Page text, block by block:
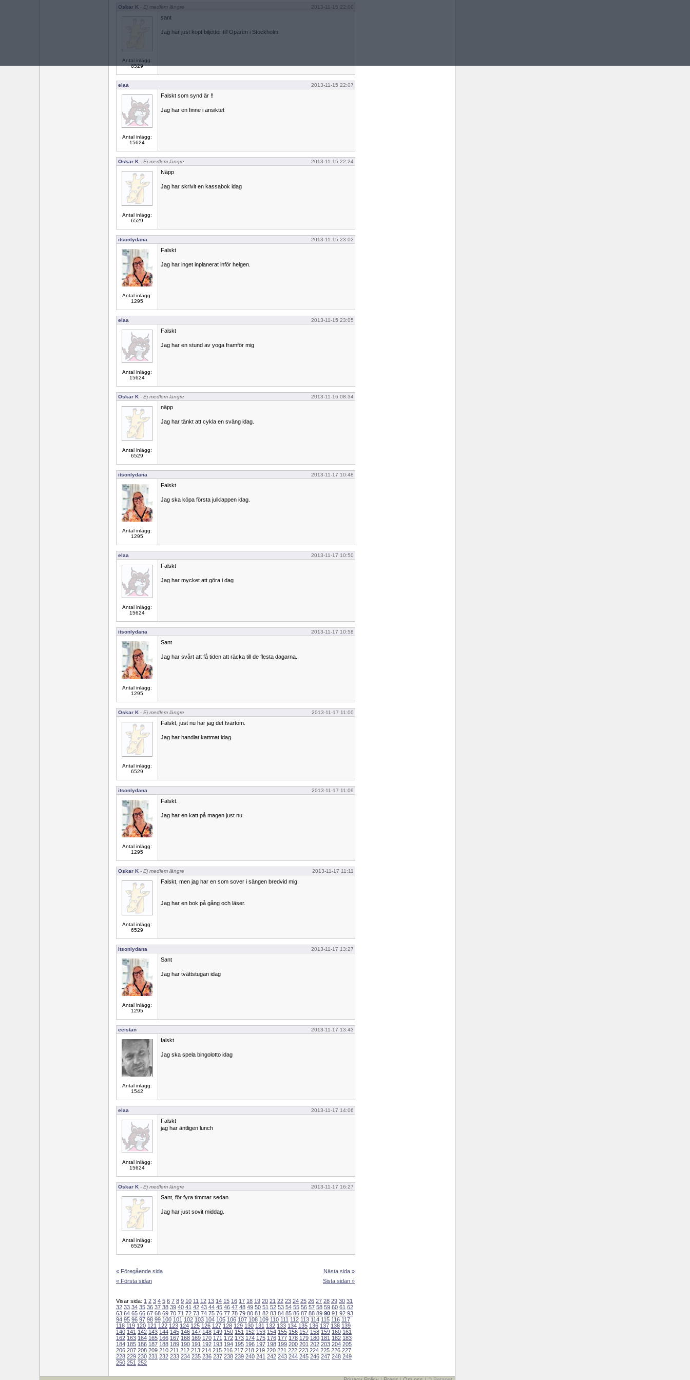
Oskar K - Ej medlem längre 2013-11-15 22:00
Antal inlägg:
6529
sant
Jag har just köpt biljetter till Oparen i Stockholm.
elaa 2013-11-15 22:07
Antal inlägg:
15624
Falskt som synd är !!
Jag har en finne i ansiktet
Oskar K - Ej medlem längre 2013-11-15 22:24
Antal inlägg:
6529
Näpp
Jag har skrivit en kassabok idag
itsonlydana 2013-11-15 23:02
Antal inlägg:
1295
Falskt
Jag har inget inplanerat inför helgen.
elaa 2013-11-15 23:05
Antal inlägg:
15624
Falskt
Jag har en stund av yoga framför mig
Oskar K - Ej medlem längre 2013-11-16 08:34
Antal inlägg:
6529
näpp
Jag har tänkt att cykla en sväng idag.
itsonlydana 2013-11-17 10:48
Antal inlägg:
1295
Falskt
Jag ska köpa första julklappen idag.
elaa 2013-11-17 10:50
Antal inlägg:
15624
Falskt
Jag har mycket att göra i dag
itsonlydana 2013-11-17 10:58
Antal inlägg:
1295
Sant
Jag har svårt att få tiden att räcka till de flesta dagarna.
Oskar K - Ej medlem längre 2013-11-17 11:00
Antal inlägg:
6529
Falskt, just nu har jag det tvärtom.
Jag har handlat kattmat idag.
itsonlydana 2013-11-17 11:09
Antal inlägg:
1295
Falskt.
Jag har en katt på magen just nu.
Oskar K - Ej medlem längre 2013-11-17 11:11
Antal inlägg:
6529
Falskt, men jag har en som sover i sängen bredvid mig.
Jag har en bok på gång och läser.
itsonlydana 2013-11-17 13:27
Antal inlägg:
1295
Sant
Jag har tvättstugan idag
eeistan 2013-11-17 13:43
Antal inlägg:
1542
falskt
Jag ska spela bingolotto idag
elaa 2013-11-17 14:06
Antal inlägg:
15624
Falskt
jag har äntligen lunch
Oskar K - Ej medlem längre 2013-11-17 16:27
Antal inlägg:
6529
Sant, för fyra timmar sedan.
Jag har just sovit middag.
« Föregående sida
« Första sidan
Nästa sida »
Sista sidan »
Visar sida: 1 2 3 4 5 6 7 8 9 10 11 12 13 14 15 16 17 18 19 20 21 22 23 24 25 26 27 28 29 30 31
32 33 34 35 36 37 38 39 40 41 42 43 44 45 46 47 48 49 50 51 52 53 54 55 56 57 58 59 60 61 62
63 64 65 66 67 68 69 70 71 72 73 74 75 76 77 78 79 80 81 82 83 84 85 86 87 88 89 90 91 92 93
94 95 96 97 98 99 100 101 102 103 104 105 106 107 108 109 110 111 112 113 114 115 116 117
118 119 120 121 122 123 124 125 126 127 128 129 130 131 132 133 134 135 136 137 138 139
140 141 142 143 144 145 146 147 148 149 150 151 152 153 154 155 156 157 158 159 160 161
162 163 164 165 166 167 168 169 170 171 172 173 174 175 176 177 178 179 180 181 182 183
184 185 186 187 188 189 190 191 192 193 194 195 196 197 198 199 200 201 202 203 204 205
206 207 208 209 210 211 212 213 214 215 216 217 218 219 220 221 222 223 224 225 226 227
228 229 230 231 232 233 234 235 236 237 238 239 240 241 242 243 244 245 246 247 248 249
250 251 252